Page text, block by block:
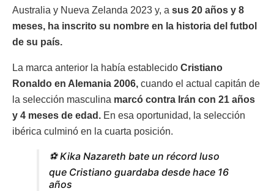
Australia y Nueva Zelanda 2023 y, a sus 20 años y 8
meses, ha inscrito su nombre en la historia del futbol
de su país.
La marca anterior la había establecido Cristiano
Ronaldo en Alemania 2006, cuando el actual capitán de
la selección masculina marcó contra Irán con 21 años
y 4 meses de edad. En esa oportunidad, la selección
ibérica culminó en la cuarta posición.
⚽️ Kika Nazareth bate un récord luso
que Cristiano guardaba desde hace 16
años